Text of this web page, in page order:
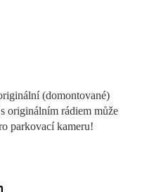
(domontované)
originálním rádiem může
parkovací kameru!